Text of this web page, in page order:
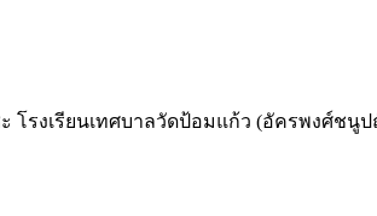
โรงเรียนเทศบาลวัดป้อมแก้ว (อัครพงศ์ชนู